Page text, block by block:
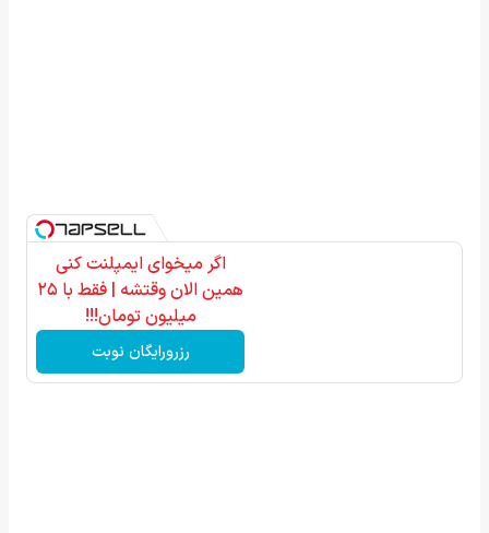
اگر میخوای ایمپلنت کنی
همین الان وقتشه | فقط با ۲۵
میلیون تومان!!!
رزرورایگان نوبت